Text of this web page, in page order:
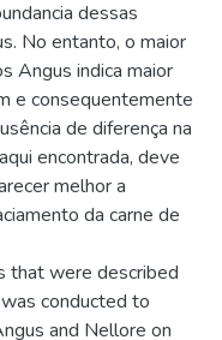
dessas
No entanto, o maior
Angus indica maior
e consequentemente
de diferença na
encontrada, deve
melhor a
da carne de
that were described
conducted to
and Nellore on